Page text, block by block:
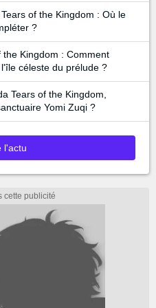
of the Kingdom : Où le
?
Kingdom : Comment
céleste du prélude ?
Tears of the Kingdom,
Yomi Zuqi ?
l'actu